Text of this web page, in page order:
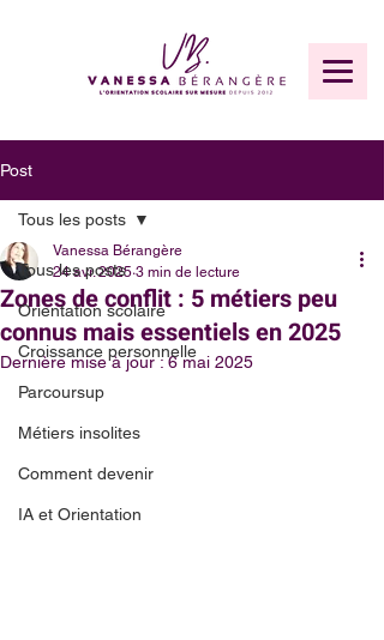
Post
Tous les posts
Orientation scolaire
Croissance personnelle
Parcoursup
Métiers insolites
Comment devenir
IA et Orientation
Tous les posts
Zones de conflit : 5 métiers peu
connus mais essentiels en 2025
Vanessa Bérangère
24 avr. 2025 3 min de lecture
Dernière mise à jour :6 mai 2025